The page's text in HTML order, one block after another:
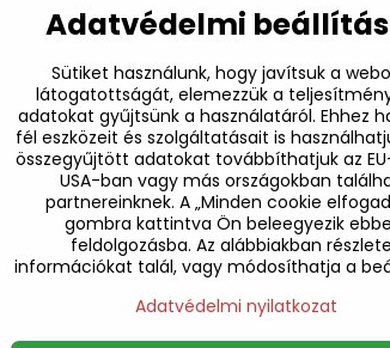
Adatvédelmi
Sütiket használunk, hogy javítsuk a
látogatottságát, elemezzük a
adatokat gyűjtsünk a használatáról. Ehhez
fél eszközeit és szolgáltatásait is
összegyűjtött adatokat továbbíthatjuk az
USA-ban vagy más országokban
partnereinknek. A „Minden cookie
gombra kattintva Ön beleegyezik
feldolgozásba. Az alábbiakban
információkat talál, vagy módosíthatja a
Adatvédelmi nyilatkozat